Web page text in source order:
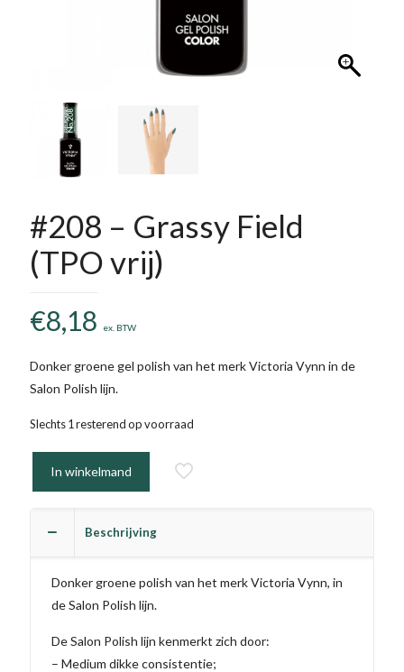
#208 – Grassy Field
(TPO vrij)
€8,18 ex. BTW
Donker groene gel polish van het merk Victoria Vynn in de
Salon Polish lijn.
Slechts 1 resterend op voorraad
In winkelmand
Beschrijving
Donker groene polish van het merk Victoria Vynn, in
de Salon Polish lijn.
De Salon Polish lijn kenmerkt zich door:
– Medium dikke consistentie;